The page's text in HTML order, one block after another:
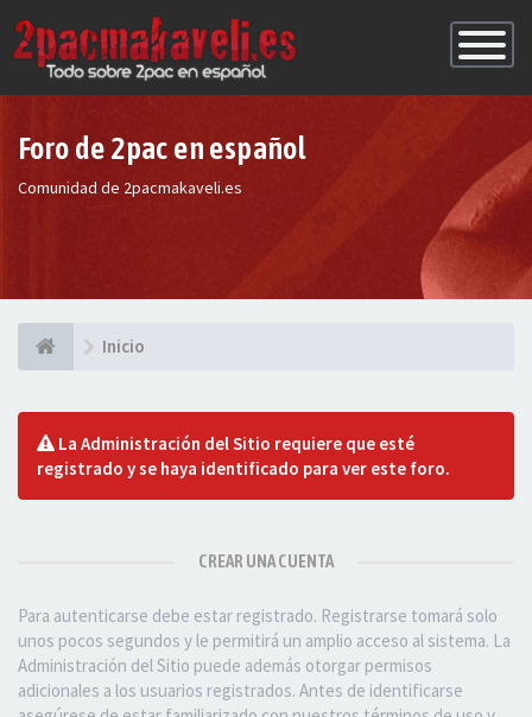
de
Foro de 2pac en español
Comunidad de 2pacmakaveli.es
Inicio
La Administración del Sitio requiere que esté
registrado y se haya identificado para ver este foro.
CREAR UNA CUENTA
Para autenticarse debe estar registrado. Registrarse tomará solo
unos pocos segundos y le permitirá un amplio acceso al sistema. La
Administración del Sitio puede además otorgar permisos
adicionales a los usuarios registrados. Antes de identificarse